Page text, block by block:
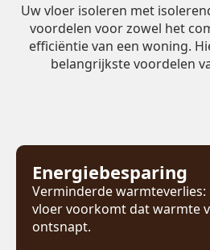
Uw vloer isoleren met
voordelen voor zowel het
efficiëntie van een woning.
belangrijkste voordelen
Energiebesparing
Verminderde warmteverlies:
vloer voorkomt dat warmte
ontsnapt.